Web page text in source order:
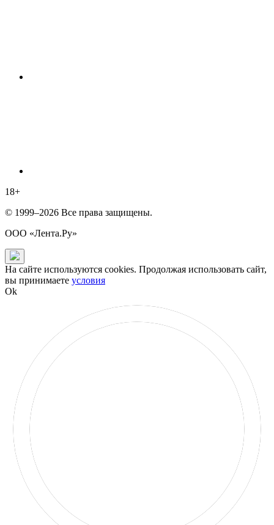
18+
© 1999–2026 Все права защищены.
ООО «Лента.Ру»
На сайте используются cookies. Продолжая использовать сайт,
вы принимаете условия
Ok